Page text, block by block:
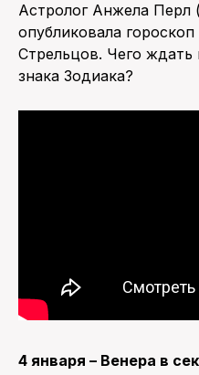
Астролог Анжела Перл
опубликовала
Стрельцов. Чего ждать
знака Зодиака?
4 января – Венера в